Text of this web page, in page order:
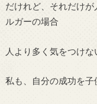
だけれど、それだけ
ルガーの場合
人より多く気をつけな
私も、自分の成功を子